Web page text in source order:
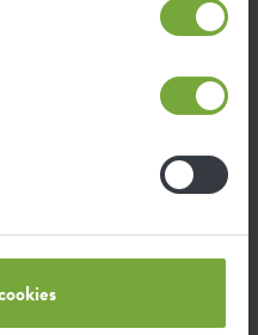
está compuesto por 0% de
99